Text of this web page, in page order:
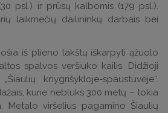
psl.) ir prūsų kalbomis (179 psl.).
laikmečių dailininkų darbais bei
iš plieno lakštų iškarpyti ąžuolo
spalvos veršiuko kailis. Didžioji
knygrišykloje-spaustuvėje“.
kurie nebluks 300 metų – tokia
Metalo viršelius pagamino Šiaulių